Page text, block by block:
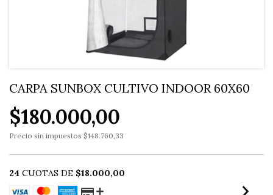
CARPA SUNBOX CULTIVO INDOOR 60X60
$180.000,00
Precio sin impuestos $148.760,33
24 CUOTAS DE $18.000,00